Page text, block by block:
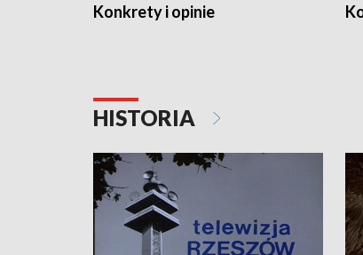
Konkrety i opinie
HISTORIA